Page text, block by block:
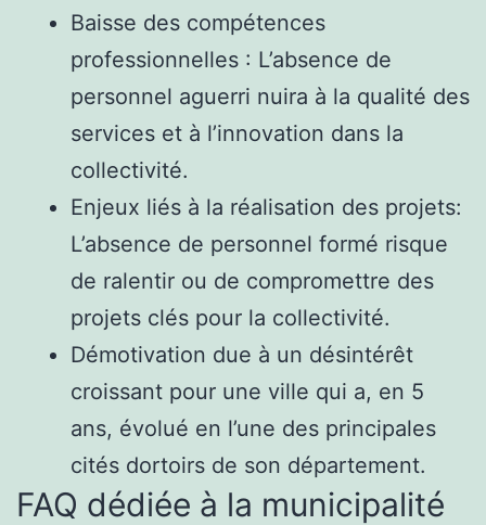
Baisse des compétences
professionnelles : L’absence de
personnel aguerri nuira à la qualité des
services et à l’innovation dans la
collectivité.
Enjeux liés à la réalisation des projets:
L’absence de personnel formé risque
de ralentir ou de compromettre des
projets clés pour la collectivité.
Démotivation due à un désintérêt
croissant pour une ville qui a, en 5
ans, évolué en l’une des principales
cités dortoirs de son département.
FAQ dédiée à la municipalité